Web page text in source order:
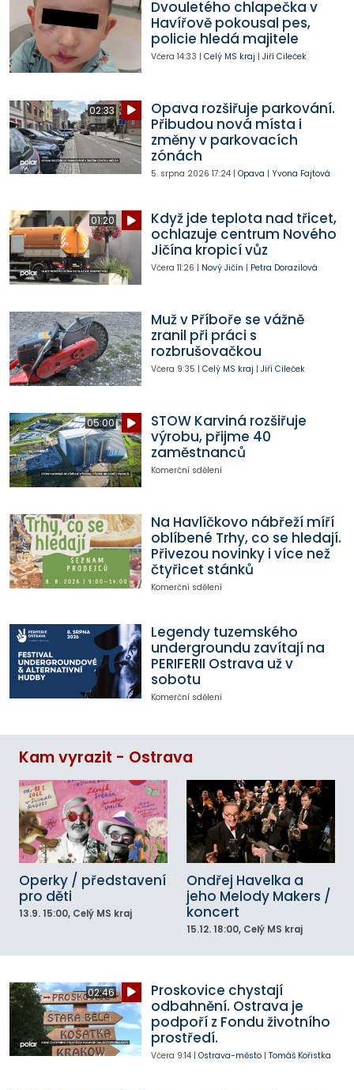
Dvouletého chlapečka v
Havířově pokousal pes,
policie hledá majitele
Včera 14:33 | Celý MS kraj | Jiří Cileček
02:33
Opava rozšiřuje parkování.
Přibudou nová místa i
změny v parkovacích
zónách
5. srpna 2026 17:24| Opava | Yvona Fajtová
01:20
Když jde teplota nad třicet,
ochlazuje centrum Nového
Jičína kropicí vůz
Včera 11:26 | Nový Jičín | Petra Dorazilová
Muž v Příboře se vážně
zranil při práci s
rozbrušovačkou
Včera 9:35 | Celý MS kraj | Jiří Cileček
05:00
STOW Karviná rozšiřuje
výrobu, přijme 40
zaměstnanců
Komerční sdělení
Na Havlíčkovo nábřeží míří
oblíbené Trhy, co se hledají.
Přivezou novinky i více než
čtyřicet stánků
Komerční sdělení
Legendy tuzemského
undergroundu zavítají na
PERIFERII Ostrava už v
sobotu
Komerční sdělení
Kam vyrazit - Ostrava
Operky / představení
pro děti
13.9. 15:00, Celý MS kraj
Ondřej Havelka a
jeho Melody Makers /
koncert
15.12. 18:00, Celý MS kraj
02:46
Proskovice chystají
odbahnění. Ostrava je
podpoří z Fondu životního
prostředí.
Včera 9:14| Ostrava-město| Tomáš Kořistka